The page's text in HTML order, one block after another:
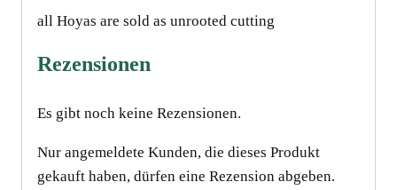
all Hoyas are sold as unrooted cutting
Rezensionen
Es gibt noch keine Rezensionen.
Nur angemeldete Kunden, die dieses Produkt
gekauft haben, dürfen eine Rezension abgeben.